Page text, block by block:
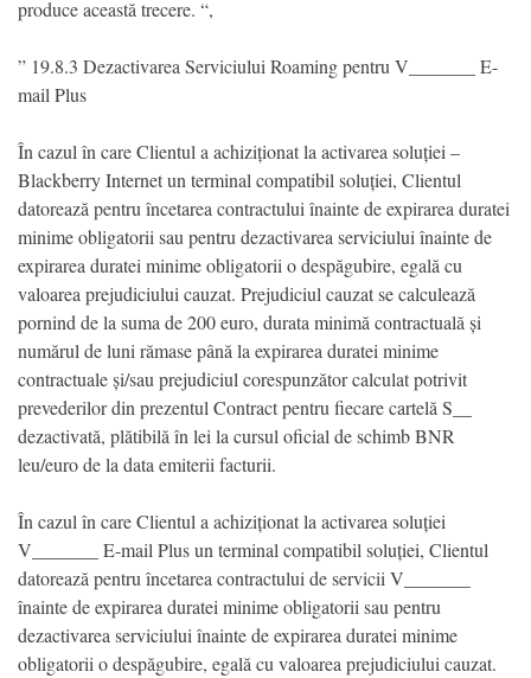
produce această trecere. “,
” 19.8.3 Dezactivarea Serviciului Roaming pentru V_______ E-
mail Plus
În cazul în care Clientul a achiziționat la activarea soluției –
Blackberry Internet un terminal compatibil soluției, Clientul
datorează pentru încetarea contractului înainte de expirarea duratei
minime obligatorii sau pentru dezactivarea serviciului înainte de
expirarea duratei minime obligatorii o despăgubire, egală cu
valoarea prejudiciului cauzat. Prejudiciul cauzat se calculează
pornind de la suma de 200 euro, durata minimă contractuală și
numărul de luni rămase până la expirarea duratei minime
contractuale și/sau prejudiciul corespunzător calculat potrivit
prevederilor din prezentul Contract pentru fiecare cartelă S__
dezactivată, plătibilă în lei la cursul oficial de schimb BNR
leu/euro de la data emiterii facturii.
În cazul în care Clientul a achiziționat la activarea soluției
V_______ E-mail Plus un terminal compatibil soluției, Clientul
datorează pentru încetarea contractului de servicii V_______
înainte de expirarea duratei minime obligatorii sau pentru
dezactivarea serviciului înainte de expirarea duratei minime
obligatorii o despăgubire, egală cu valoarea prejudiciului cauzat.